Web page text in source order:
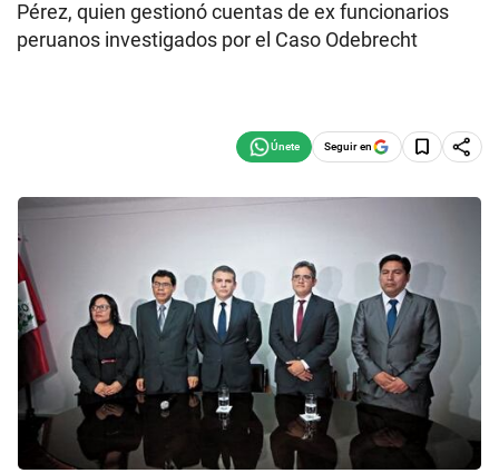
Pérez, quien gestionó cuentas de ex funcionarios
peruanos investigados por el Caso Odebrecht
Seguir en